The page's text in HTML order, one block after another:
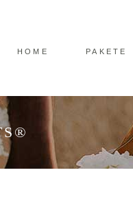
HOME PAKETE